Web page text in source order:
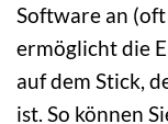
Software an
ermöglicht die
auf dem Stick,
ist. So können